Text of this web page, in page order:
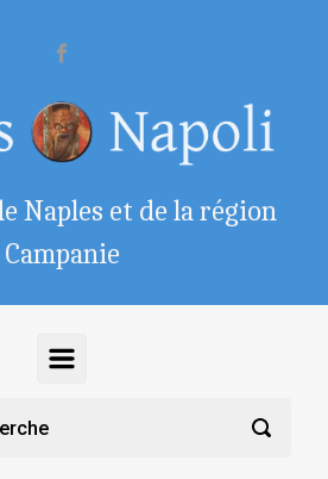
Naples et de la région
Campanie